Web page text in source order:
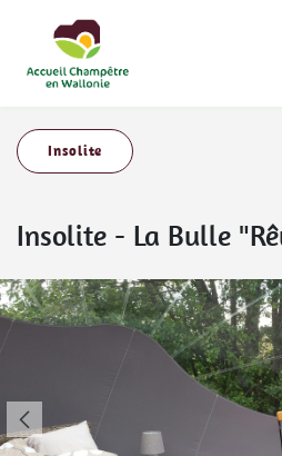
Insolite
Insolite - La Bulle